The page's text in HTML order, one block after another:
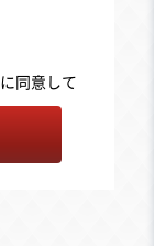
に同意して